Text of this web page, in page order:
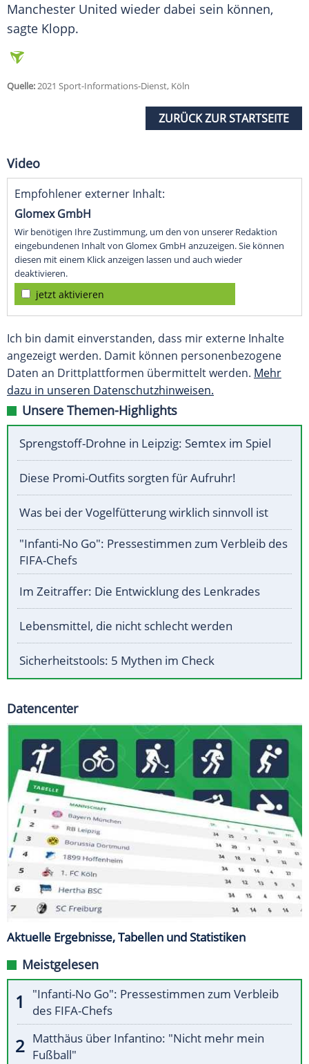
Manchester United wieder dabei sein können,
sagte Klopp.
Quelle:2021 Sport-Informations-Dienst, Köln
ZURÜCK ZUR STARTSEITE
Video
Empfohlener externer Inhalt:
Glomex GmbH
Wir benötigen Ihre Zustimmung, um den von unserer Redaktion
eingebundenen Inhalt von Glomex GmbH anzuzeigen. Sie können
diesen mit einem Klick anzeigen lassen und auch wieder
deaktivieren.
jetzt aktivieren
Ich bin damit einverstanden, dass mir externe Inhalte
angezeigt werden. Damit können personenbezogene
Daten an Drittplattformen übermittelt werden. Mehr
dazu in unseren Datenschutzhinweisen.
Unsere Themen-Highlights
Sprengstoff-Drohne in Leipzig: Semtex im Spiel
Diese Promi-Outfits sorgten für Aufruhr!
Was bei der Vogelfütterung wirklich sinnvoll ist
"Infanti-No Go": Pressestimmen zum Verbleib des
FIFA-Chefs
Im Zeitraffer: Die Entwicklung des Lenkrades
Lebensmittel, die nicht schlecht werden
Sicherheitstools: 5 Mythen im Check
Datencenter
Aktuelle Ergebnisse, Tabellen und Statistiken
Meistgelesen
"Infanti-No Go": Pressestimmen zum Verbleib
des FIFA-Chefs
Matthäus über Infantino: "Nicht mehr mein
Fußball"